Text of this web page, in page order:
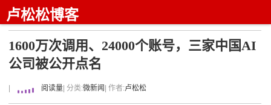
卢松松博客
1600万次调用、24000个账号，三家中国AI
公司被公开点名
阅读量 | 分类:微新闻 | 作者:卢松松